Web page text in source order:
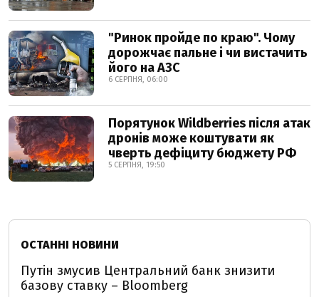
"Ринок пройде по краю". Чому
дорожчає пальне і чи вистачить
його на АЗС
6 СЕРПНЯ, 06:00
Порятунок Wildberries після атак
дронів може коштувати як
чверть дефіциту бюджету РФ
5 СЕРПНЯ, 19:50
ОСТАННІ НОВИНИ
Путін змусив Центральний банк знизити
базову ставку – Bloomberg